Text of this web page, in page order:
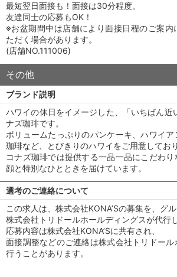
最短翌日面接も！面接は30分程度。
友達同士の応募もOK！
※お盆期間中は店舗により面接日程のご案内
ただく場合があります。
(店舗NO.111006)
その他
ブランド説明
ハワイの休日をイメージした、「いちばん近
ナズ珈琲です。
ボリュームたっぷりのパンケーキ、ハワイ
珈琲など、とびきりのハワイをご用意しており
コナズ珈琲では提供する一品一品にこだわ
顔と特別なひとときを届けています。
選考のご連絡について
この求人は、株式会社KONA’Sの募集を、グ
株式会社トリドールホールディングスが代行
応募内容は株式会社KONA’Sに共有され、
面接調整などのご連絡は株式会社トリドール
行うことがあります。